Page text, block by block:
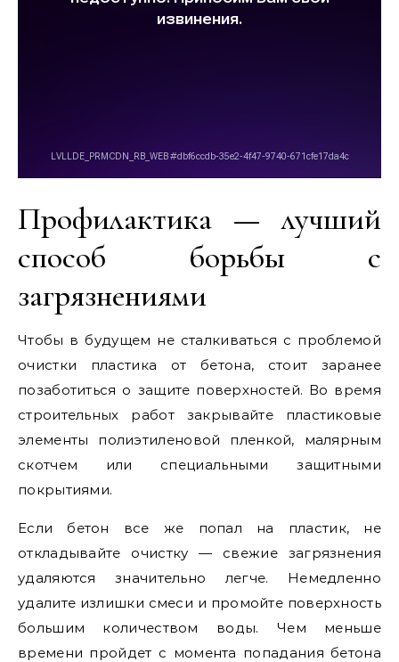
Профилактика — лучший
способ борьбы с
загрязнениями
Чтобы в будущем не сталкиваться с проблемой
очистки пластика от бетона, стоит заранее
позаботиться о защите поверхностей. Во время
строительных работ закрывайте пластиковые
элементы полиэтиленовой пленкой, малярным
скотчем или специальными защитными
покрытиями.
Если бетон все же попал на пластик, не
откладывайте очистку — свежие загрязнения
удаляются значительно легче. Немедленно
удалите излишки смеси и промойте поверхность
большим количеством воды. Чем меньше
времени пройдет с момента попадания бетона